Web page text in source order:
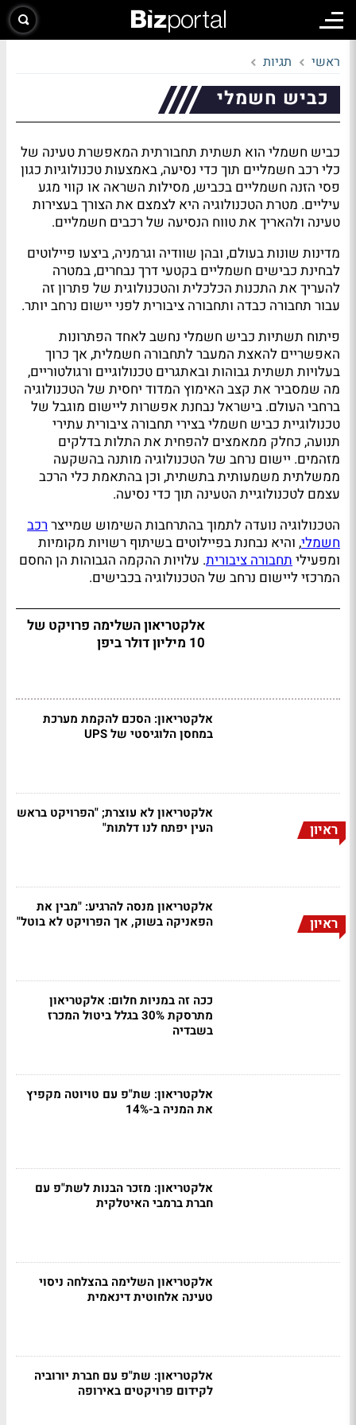
ראשי תגיות
כביש חשמלי
כביש חשמלי הוא תשתית תחבורתית המאפשרת טעינה של
כלי רכב חשמליים תוך כדי נסיעה, באמצעות טכנולוגיות כגון
פסי הזנה חשמליים בכביש, מסילות השראה או קווי מגע
עיליים. מטרת הטכנולוגיה היא לצמצם את הצורך בעצירות
טעינה ולהאריך את טווח הנסיעה של רכבים חשמליים.
מדינות שונות בעולם, ובהן שוודיה וגרמניה, ביצעו פיילוטים
לבחינת כבישים חשמליים בקטעי דרך נבחרים, במטרה
להעריך את התכנות הכלכלית והטכנולוגית של פתרון זה
עבור תחבורה כבדה ותחבורה ציבורית לפני יישום נרחב יותר.
פיתוח תשתיות כביש חשמלי נחשב לאחד הפתרונות
האפשריים להאצת המעבר לתחבורה חשמלית, אך כרוך
בעלויות תשתית גבוהות ובאתגרים טכנולוגיים ורגולטוריים,
מה שמסביר את קצב האימוץ המדוד יחסית של הטכנולוגיה
ברחבי העולם. בישראל נבחנת אפשרות ליישום מוגבל של
טכנולוגיית כביש חשמלי בצירי תחבורה ציבורית עתירי
תנועה, כחלק ממאמצים להפחית את התלות בדלקים
מזהמים. יישום נרחב של הטכנולוגיה מותנה בהשקעה
ממשלתית משמעותית בתשתית, וכן בהתאמת כלי הרכב
עצמם לטכנולוגיית הטעינה תוך כדי נסיעה.
הטכנולוגיה נועדה לתמוך בהתרחבות השימוש שמייצררכב
חשמלי, והיא נבחנת בפיילוטים בשיתוף רשויות מקומיות
ומפעיליתחבורה ציבורית. עלויות ההקמה הגבוהות הן החסם
המרכזי ליישום נרחב של הטכנולוגיה בכבישים.
אלקטריאון השלימה פרויקט של
10 מיליון דולר ביפן
אלקטריאון: הסכם להקמת מערכת
במחסן הלוגיסטי של UPS
ראיון
אלקטריאון לא עוצרת; "הפרויקט בראש
העין יפתח לנו דלתות"
ראיון
אלקטריאון מנסה להרגיע: "מבין את
הפאניקה בשוק, אך הפרויקט לא בוטל"
ככה זה במניות חלום: אלקטריאון
מתרסקת 30% בגלל ביטול המכרז
בשבדיה
אלקטריאון: שת"פ עם טויוטה מקפיץ
את המניה ב-14%
אלקטריאון: מזכר הבנות לשת"פ עם
חברת ברמבי האיטלקית
אלקטריאון השלימה בהצלחה ניסוי
טעינה אלחוטית דינאמית
אלקטריאון: שת"פ עם חברת יורוביה
לקידום פרויקטים באירופה